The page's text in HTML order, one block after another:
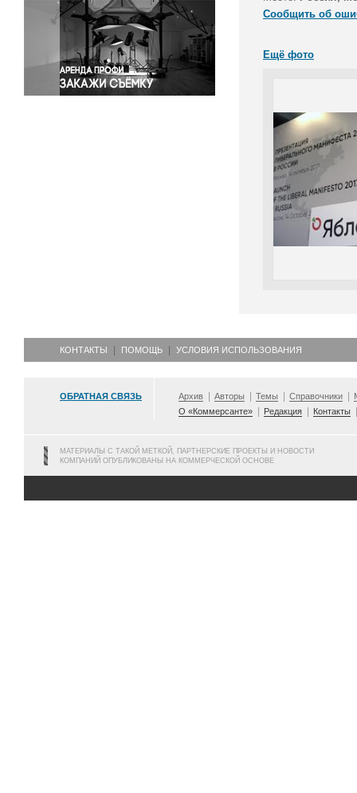
Спорт
Экология
Экономика и бизнес
Сообщить об
Ещё фото
КОНТАКТЫ ПОМОЩЬ УСЛОВИЯ ИСПОЛЬЗОВАНИЯ
ОБРАТНАЯ СВЯЗЬ Архив Авторы Темы Справочники
О «Коммерсанте»
Редакция Контакты
МАТЕРИАЛЫ С ТАКОЙ МЕТКОЙ, ПАРТНЕРСКИЕ ПРОЕКТЫ И НОВОСТИ
КОМПАНИЙ ОПУБЛИКОВАНЫ НА КОММЕРЧЕСКОЙ ОСНОВЕ